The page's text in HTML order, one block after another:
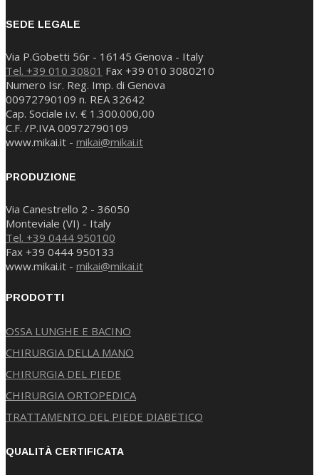
SEDE LEGALE
Via P.Gobetti 56r - 16145 Genova - Italy
Tel. +39 010 30801 Fax +39 010 3080210
Numero Isr. Reg. Imp. di Genova
00972790109 n. REA 32642
Cap. Sociale i.v. € 1.300.000,00
C.F. /P.IVA 00972790109
www.mikai.it - mikai@mikai.it
PRODUZIONE
Via Canestrello 2 - 36050
Monteviale (VI) - Italy
Tel. +39 0444 950100
Fax +39 0444 950133
www.mikai.it - mikai@mikai.it
PRODOTTI
OSSA LUNGHE E BACINO
CHIRURGIA DELLA MANO
CHIRURGIA DEL PIEDE
CHIRURGIA ORTOPEDICA
TRATTAMENTO DEL PIEDE DIABETICO
QUALITÀ CERTIFICATA